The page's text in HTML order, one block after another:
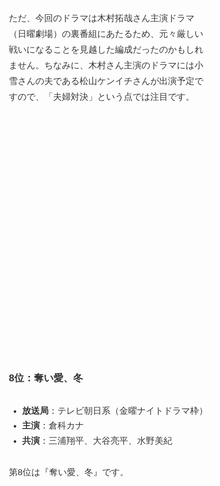
ただ、今回のドラマは木村拓哉さん主演ドラマ
（日曜劇場）の裏番組にあたるため、元々厳しい
戦いになることを見越した編成だったのかもしれ
ません。ちなみに、木村さん主演のドラマには小
雪さんの夫である松山ケンイチさんが出演予定で
すので、「夫婦対決」という点では注目です。
8位：奪い愛、冬
放送局：テレビ朝日系（金曜ナイトドラマ枠）
主演：倉科カナ
共演：三浦翔平、大谷亮平、水野美紀
第8位は『奪い愛、冬』です。